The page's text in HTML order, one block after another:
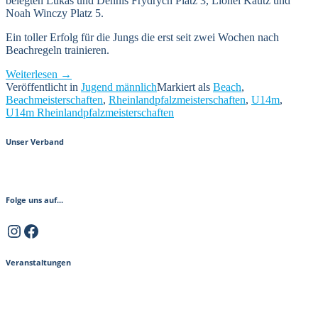
Noah Winczy Platz 5.
Ein toller Erfolg für die Jungs die erst seit zwei Wochen nach
Beachregeln trainieren.
Weiterlesen „U14
männlich
bei
den
Meisterschaften
→
Veröffentlicht in Jugend männlichMarkiert als Beach,
Beachmeisterschaften, Rheinlandpfalzmeisterschaften, U14m,
U14m Rheinlandpfalzmeisterschaften
Unser Verband
Folge uns auf...
Instagram
Facebook
Veranstaltungen